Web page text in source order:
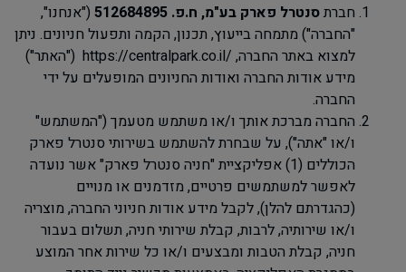
חברתסנטרל פארק בע"מ, ח.פ. 512684895 ("אנחנו",
"החברה") מתמחה בייעוץ, תכנון, הקמה ותפעול חניונים. ניתן
למצוא באתר החברה, https://centralpark.co.il/ ("האתר")
מידע אודות החברה ואודות החניונים המופעלים על ידי
החברה.
החברה מברכת אותך ו/או משתמש מטעמך ("המשתמש"
ו/או "אתה"), על שבחרת להשתמש בשירותי סנטרל פארק
הכוללים (1) אפליקציית "חניה סנטרל פארק" אשר נועדה
לאפשר למשתמשים פרטיים, מזדמנים או מנויים
(כהגדרתם להלן), לקבל מידע אודות חניוני החברה, מוצריה
ו/או שירותיה, לרבות, קבלת שירותי חניה, תשלום בעבור
חניה, קבלת הטבות ומבצעים ו/או כל שירות אחר המוצע